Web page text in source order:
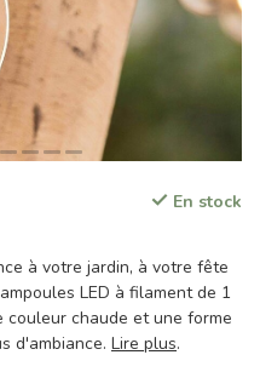
En stock
à votre jardin, à votre fête
LED à filament de 1
chaude et une forme
d'ambiance. Lire plus.